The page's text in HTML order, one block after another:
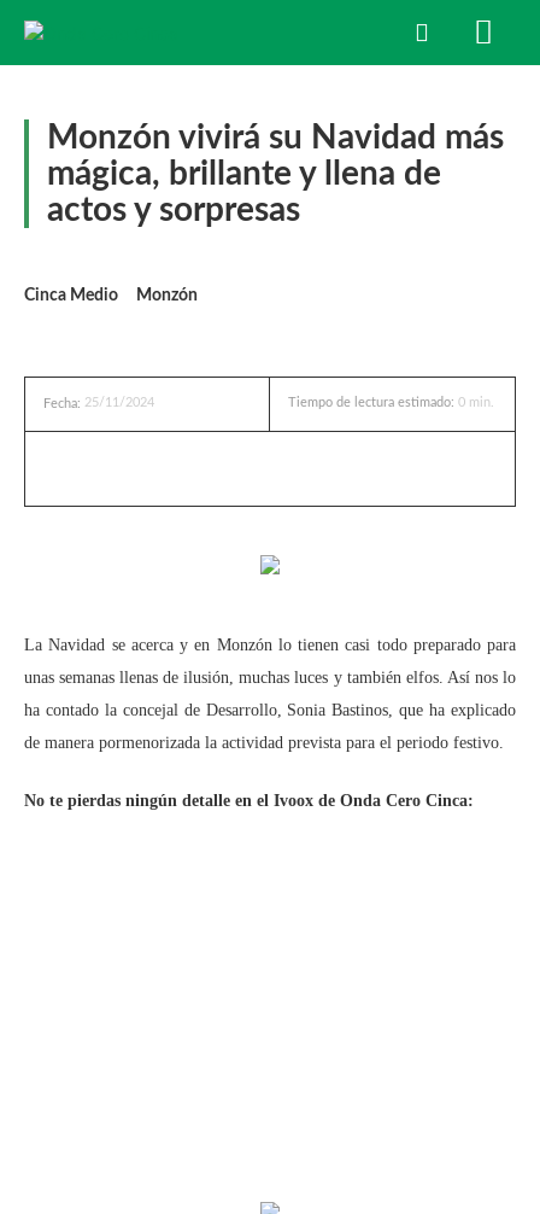
Monzón vivirá su Navidad más
mágica, brillante y llena de
actos y sorpresas
Cinca Medio Monzón
Fecha: 25/11/2024 Tiempo de lectura estimado: 0 min.
La Navidad se acerca y en Monzón lo tienen casi todo preparado para
unas semanas llenas de ilusión, muchas luces y también elfos. Así nos lo
ha contado la concejal de Desarrollo, Sonia Bastinos, que ha explicado
de manera pormenorizada la actividad prevista para el periodo festivo.
No te pierdas ningún detalle en el Ivoox de Onda Cero Cinca: